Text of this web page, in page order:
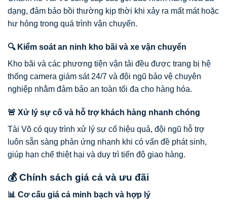
dạng, đảm bảo bồi thường kịp thời khi xảy ra mất mát hoặc
hư hỏng trong quá trình vận chuyển.
🔍 Kiểm soát an ninh kho bãi và xe vận chuyển
Kho bãi và các phương tiện vận tải đều được trang bị hệ
thống camera giám sát 24/7 và đội ngũ bảo vệ chuyên
nghiệp nhằm đảm bảo an toàn tối đa cho hàng hóa.
🚨 Xử lý sự cố và hỗ trợ khách hàng nhanh chóng
Tài Võ có quy trình xử lý sự cố hiệu quả, đội ngũ hỗ trợ
luôn sẵn sàng phản ứng nhanh khi có vấn đề phát sinh,
giúp hạn chế thiệt hại và duy trì tiến độ giao hàng.
💰 Chính sách giá cả và ưu đãi
📊 Cơ cấu giá cả minh bạch và hợp lý